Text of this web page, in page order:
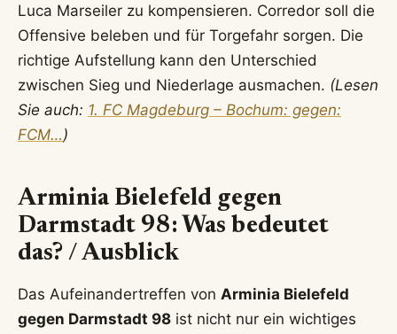
Luca Marseiler zu kompensieren. Corredor soll die
Offensive beleben und für Torgefahr sorgen. Die
richtige Aufstellung kann den Unterschied
zwischen Sieg und Niederlage ausmachen. (Lesen
Sie auch: 1. FC Magdeburg – Bochum: gegen:
FCM…)
Arminia Bielefeld gegen
Darmstadt 98: Was bedeutet
das? / Ausblick
Das Aufeinandertreffen von Arminia Bielefeld
gegen Darmstadt 98 ist nicht nur ein wichtiges